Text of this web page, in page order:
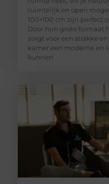
ruimtelijk en open
100×100 cm zijn perfect
Door hun grote formaat
zorgt voor een strakke
kamer een moderne en
kunnen